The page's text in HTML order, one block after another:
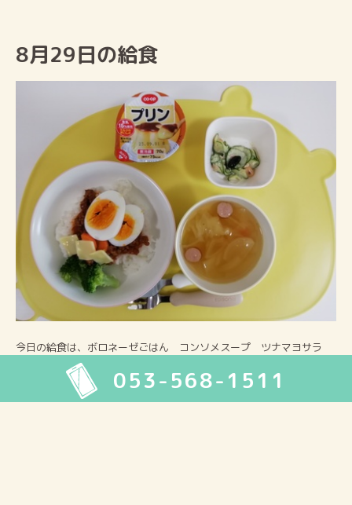
053-568-1511
8月29日の給食
今日の給食は、ボロネーゼごはん コンソメスープ ツナマヨサラ
ダ 選べるデザートでした。
ボロネーゼごはんは、ブロッコリーや人参、ゆで卵、チーズがのって